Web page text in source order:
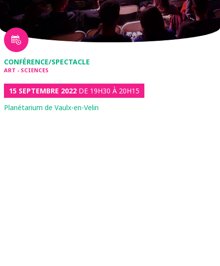
CONFÉRENCE/SPECTACLE
ART - SCIENCES
15 SEPTEMBRE 2022 DE 19H30 À 20H15
Planétarium de Vaulx-en-Velin